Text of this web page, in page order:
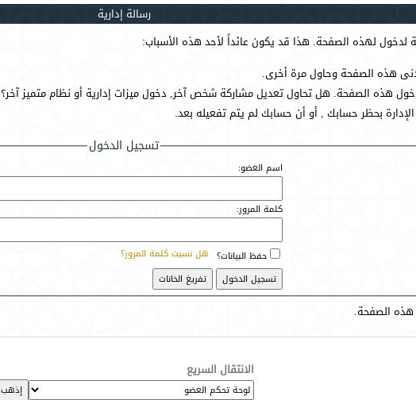
رسالة إدارية
لدخول لهذه الصفحة. هذا قد يكون عائداً لأحد هذه الأسباب:
هذه الصفحة وحاول مرة أخرى.
هذه الصفحة. هل تحاول تعديل مشاركة شخص آخر, دخول ميزات إدارية أو نظام متميز آخر؟
بحظر حسابك , أو أن حسابك لم يتم تفعيله بعد.
تسجيل الدخول
اسم العضو:
كلمة المرور:
هل نسيت كلمة المرور؟ حفظ البيانات؟
الصفحة.
الانتقال السريع